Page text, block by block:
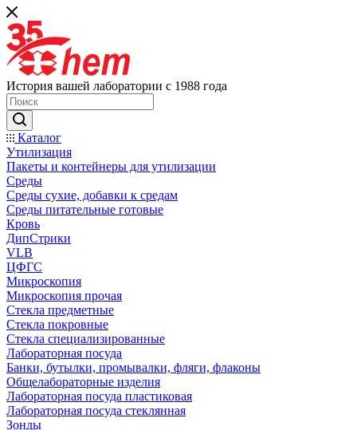
История вашей лаборатории с 1988 года
Каталог
Утилизация
Пакеты и контейнеры для утилизации
Среды
Среды сухие, добавки к средам
Среды питательные готовые
Кровь
ДипСтрики
VLB
ЦФГС
Микроскопия
Микроскопия прочая
Стекла предметные
Стекла покровные
Стекла специализированные
Лабораторная посуда
Банки, бутылки, промывалки, фляги, флаконы
Общелабораторные изделия
Лабораторная посуда пластиковая
Лабораторная посуда стеклянная
Зонды